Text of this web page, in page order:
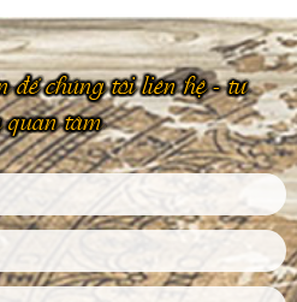
chúng tôi liên hệ - tư
quan tâm
Phù Điêu Và Những
Thực Trong Đời
Sống Thường Ngày